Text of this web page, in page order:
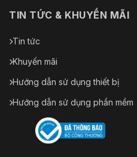
TIN TỨC & KHUYẾN MÃI
Tin tức
Khuyến mãi
Hướng dẫn sử dụng thiết bị
Hướng dẫn sử dụng phần mềm